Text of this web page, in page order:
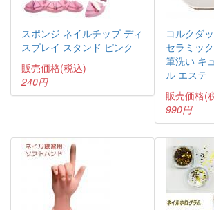
スポンジ ネイルチップ ディ
スプレイ スタンド ピンク
販売価格(税込)
240円
コルクダ
セラミッ
筆洗い キ
ル エステ
販売価格(
990円